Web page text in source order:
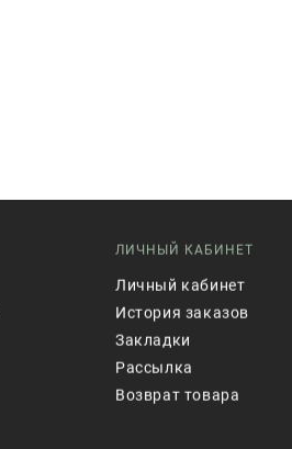
ЛИЧНЫЙ КАБИНЕТ
Личный кабинет
История заказов
Закладки
Рассылка
Возврат товара